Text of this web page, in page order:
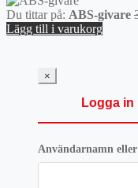
Du tittar på: ABS-givare
Lägg till i varukorg
×
Logga in
Användarnamn eller